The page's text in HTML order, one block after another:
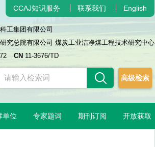
CCAJ知识服务 联系我们 English
工集团有限公司
究总院有限公司 煤炭工业洁净煤工程技术研究中心
CN 11-3676/TD
高级检索
单位 专家题词 期刊订阅 开放获取